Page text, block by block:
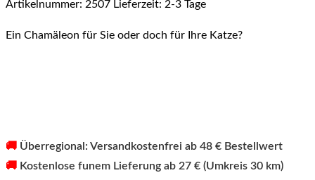
Chameleon
Artikelnummer: 2507 Lieferzeit: 2-3 Tage
Ein Chamäleon für Sie oder doch für Ihre Katze?
🚚 Überregional: Versandkostenfrei ab 48 € Bestellwert
🚚 Kostenlose funem Lieferung ab 27 € (Umkreis 30 km)